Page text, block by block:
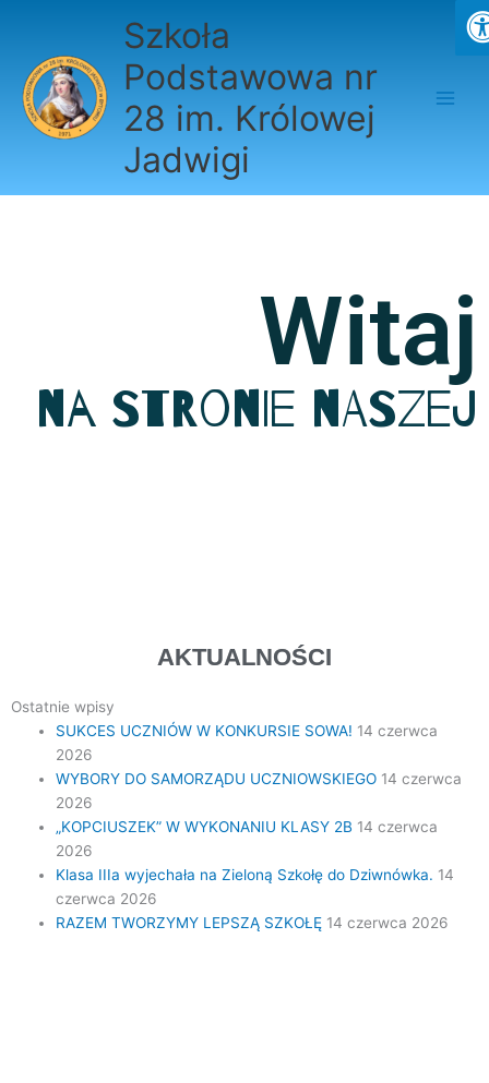
Szkoła
Podstawowa nr
28 im. Królowej
Jadwigi
Witaj
na stronie naszej
AKTUALNOŚCI
Ostatnie wpisy
SUKCES UCZNIÓW W KONKURSIE SOWA! 14 czerwca
2026
WYBORY DO SAMORZĄDU UCZNIOWSKIEGO 14 czerwca
2026
„KOPCIUSZEK” W WYKONANIU KLASY 2B 14 czerwca
2026
Klasa IIIa wyjechała na Zieloną Szkołę do Dziwnówka. 14
czerwca 2026
RAZEM TWORZYMY LEPSZĄ SZKOŁĘ 14 czerwca 2026